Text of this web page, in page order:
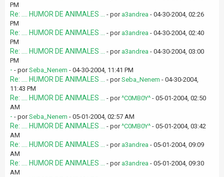
PM
Re: .... HUMOR DE ANIMALES ... - por a3andrea - 04-30-2004, 02:26
PM
Re: .... HUMOR DE ANIMALES ... - por a3andrea - 04-30-2004, 02:40
PM
Re: .... HUMOR DE ANIMALES ... - por a3andrea - 04-30-2004, 03:00
PM
- - porSeba_Nenem - 04-30-2004, 11:41 PM
Re: .... HUMOR DE ANIMALES ... - porSeba_Nenem - 04-30-2004,
11:43 PM
Re: .... HUMOR DE ANIMALES ... - por^C0MB0Y^ - 05-01-2004, 02:50
AM
- - porSeba_Nenem - 05-01-2004, 02:57 AM
Re: .... HUMOR DE ANIMALES ... - por^C0MB0Y^ - 05-01-2004, 03:42
AM
Re: .... HUMOR DE ANIMALES ... - por a3andrea - 05-01-2004, 09:09
AM
Re: .... HUMOR DE ANIMALES ... - por a3andrea - 05-01-2004, 09:30
AM